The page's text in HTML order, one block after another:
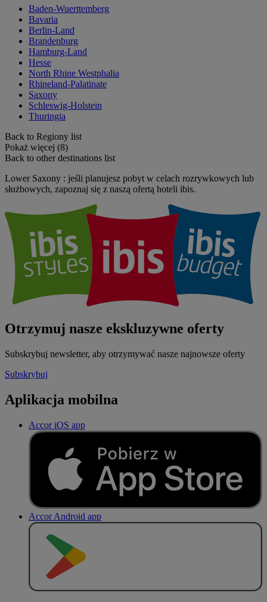
Baden-Wuerttemberg
Bavaria
Berlin-Land
Brandenburg
Hamburg-Land
Hesse
North Rhine Westphalia
Rhineland-Palatinate
Saxony
Schleswig-Holstein
Thuringia
Back to Regiony list
Pokaż więcej (8)
Back to other destinations list
Lower Saxony : jeśli planujesz pobyt w celach rozrywkowych lub
służbowych, zapoznaj się z naszą ofertą hoteli ibis.
Otrzymuj nasze ekskluzywne oferty
Subskrybuj newsletter, aby otrzymywać nasze najnowsze oferty
Subskrybuj
Aplikacja mobilna
Accor iOS app
Accor Android app